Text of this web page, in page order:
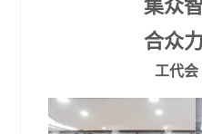
集众
合众
工代会